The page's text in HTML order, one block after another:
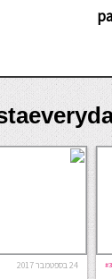
24 בספטמבר 2017